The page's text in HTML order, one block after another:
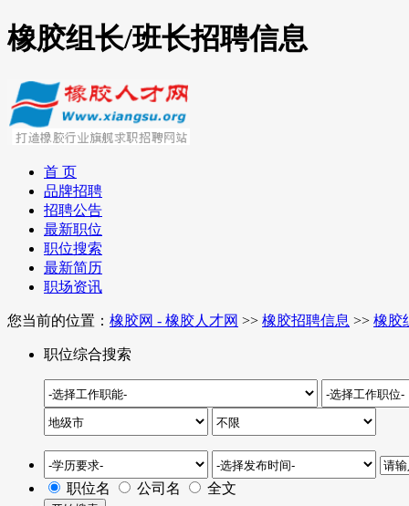
橡胶组长/班长招聘信息
首 页
品牌招聘
招聘公告
最新职位
职位搜索
最新简历
职场资讯
您当前的位置： 橡胶网 - 橡胶人才网 >> 橡胶招聘信息 >> 橡胶
职位综合搜索
职位名 公司名 全文